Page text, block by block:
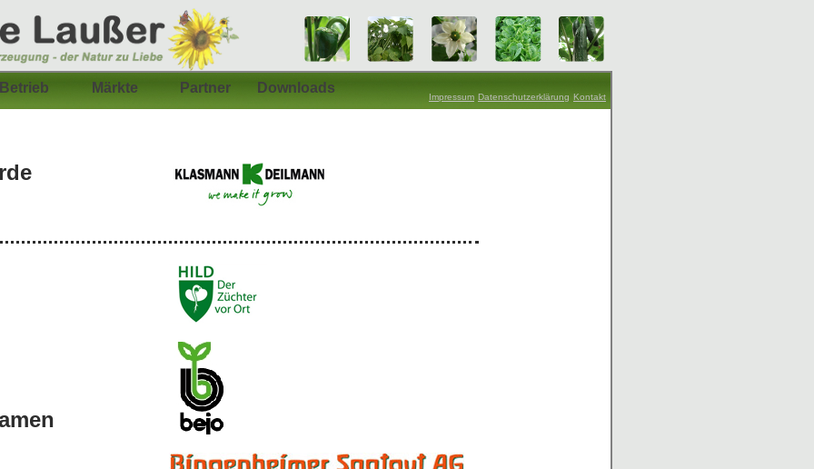
Märkte Partner Downloads
Impressum Datenschutzerklärung Kontakt